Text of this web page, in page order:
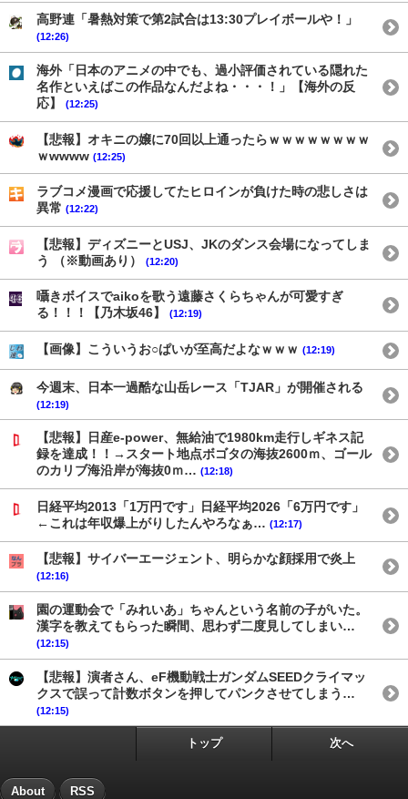
高野連「暑熱対策で第2試合は13:30プレイボールや！」
(12:26)
海外「日本のアニメの中でも、過小評価されている隠れた
名作といえばこの作品なんだよね・・・！」【海外の反
応】
(12:25)
【悲報】オキニの嬢に70回以上通ったらｗｗｗｗｗｗｗｗ
ｗwwww (12:25)
ラブコメ漫画で応援してたヒロインが負けた時の悲しさは
異常 (12:22)
【悲報】ディズニーとUSJ、JKのダンス会場になってしま
う （※動画あり）
(12:20)
囁きボイスでaikoを歌う遠藤さくらちゃんが可愛すぎ
る！！！【乃木坂46】
(12:19)
【画像】こういうお○ぱいが至高だよなｗｗｗ (12:19)
今週末、日本一過酷な山岳レース「TJAR」が開催される
(12:19)
【悲報】日産e-power、無給油で1980km走行しギネス記
録を達成！！→スタート地点ボゴタの海抜2600ｍ、ゴール
のカリブ海沿岸が海抜0ｍ… (12:18)
日経平均2013「1万円です」日経平均2026「6万円です」
←これは年収爆上がりしたんやろなぁ… (12:17)
【悲報】サイバーエージェント、明らかな顔採用で炎上
(12:16)
園の運動会で「みれいあ」ちゃんという名前の子がいた。
漢字を教えてもらった瞬間、思わず二度見してしまい…
(12:15)
【悲報】演者さん、eF機動戦士ガンダムSEEDクライマッ
クスで誤って計数ボタンを押してパンクさせてしまう…
(12:15)
トップ 次へ
About RSS